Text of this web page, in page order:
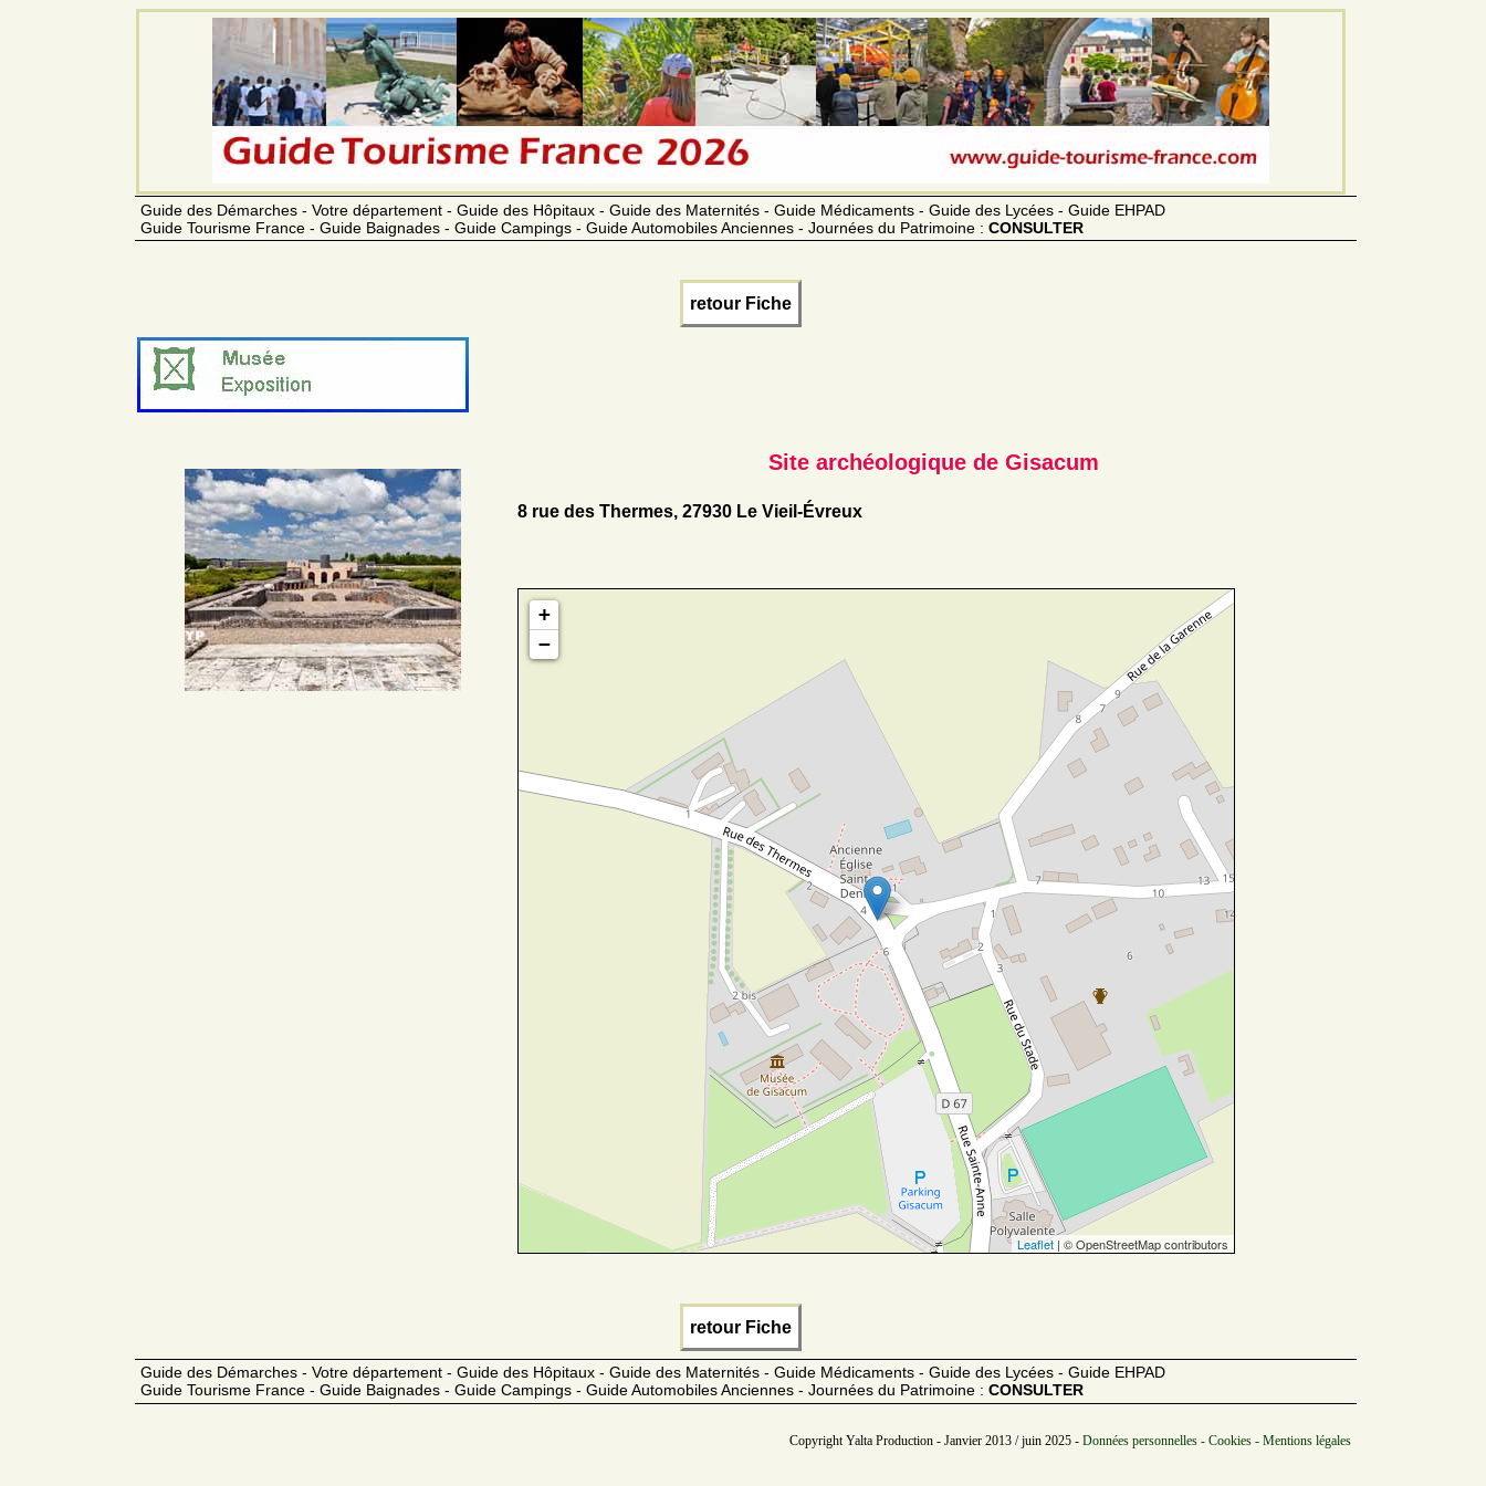
Guide des Démarches - Votre département - Guide des Hôpitaux - Guide des Maternités - Guide Médicaments - Guide des Lycées - Guide EHPAD
Guide Tourisme France - Guide Baignades - Guide Campings - Guide Automobiles Anciennes - Journées du Patrimoine : CONSULTER
retour Fiche
Site archéologique de Gisacum
8 rue des Thermes, 27930 Le Vieil-Évreux
+
−
Leaflet| © OpenStreetMap contributors
retour Fiche
Guide des Démarches - Votre département - Guide des Hôpitaux - Guide des Maternités - Guide Médicaments - Guide des Lycées - Guide EHPAD
Guide Tourisme France - Guide Baignades - Guide Campings - Guide Automobiles Anciennes - Journées du Patrimoine : CONSULTER
Copyright Yalta Production - Janvier 2013 / juin 2025 - Données personnelles - Cookies - Mentions légales